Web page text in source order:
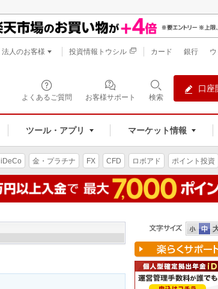
よくあるご質問 お客様サポート 検索
口座
ツール・アプリ マーケット情報
法人のお客様 投資情報トウシル カード 銀行
iDeCo 金・プラチナ FX CFD ロボアド ポイント投資